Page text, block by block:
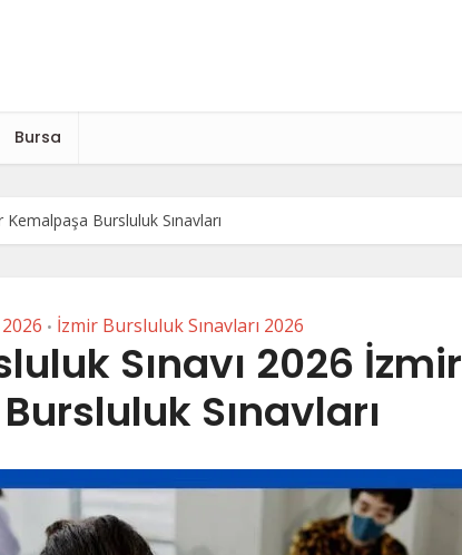
Bursa
Bursluluk Sınavları
• İzmir Bursluluk Sınavları 2026
Sınavı 2026 İzmir
Sınavları